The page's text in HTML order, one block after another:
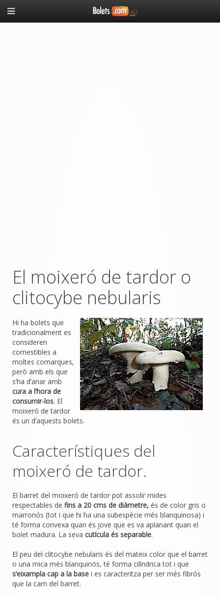
El moixeró de tardor o
clitocybe nebularis
Hi ha bolets que
tradicionalment es
consideren
comestibles a
moltes comarques,
però amb els que
s’ha d’anar amb
cura a l’hora de
consumir-los. El
moixeró de tardor
és un d’aquests bolets.
Característiques del
moixeró de tardor.
El barret del moixeró de tardor pot assolir mides
respectables de fins a 20 cms de diàmetre, és de color gris o
marronós (tot i que hi ha una subespècie més blanquinosa) i
té forma convexa quan és jove que es va aplanant quan el
bolet madura. La seva cutícula és separable.
El peu del clitocybe nebularis és del mateix color que el barret
o una mica més blanquinós, té forma cilíndrica tot i que
s’eixampla cap a la base i es caracteritza per ser més fibrós
que la carn del barret.